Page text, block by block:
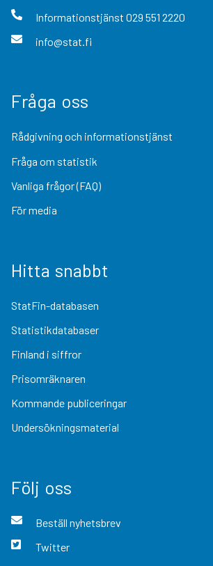
Informationstjänst 029 551 2220
info@stat.fi
Fråga oss
Rådgivning och informationstjänst
Fråga om statistik
Vanliga frågor (FAQ)
För media
Hitta snabbt
StatFin-databasen
Statistikdatabaser
Finland i siffror
Prisomräknaren
Kommande publiceringar
Undersökningsmaterial
Följ oss
Beställ nyhetsbrev
Twitter